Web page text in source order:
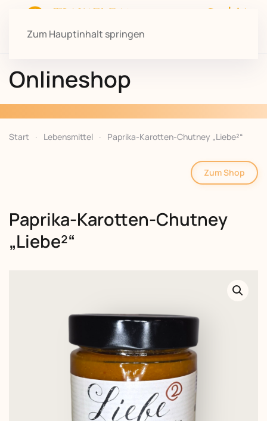
Zum Hauptinhalt springen
Onlineshop
Start Lebensmittel Paprika-Karotten-Chutney „Liebe²“
Zum Shop
Paprika-Karotten-Chutney
„Liebe²“